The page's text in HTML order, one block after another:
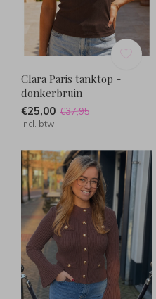
Clara Paris tanktop -
donkerbruin
€25,00 €37,95
Incl. btw